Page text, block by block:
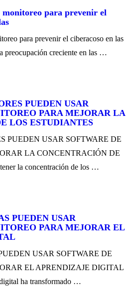
monitoreo para prevenir el
para prevenir el ciberacoso en las
preocupación creciente en las …
PUEDEN USAR
PARA MEJORAR LA
LOS ESTUDIANTES
PUEDEN USAR SOFTWARE DE
LA CONCENTRACIÓN DE
la concentración de los …
PUEDEN USAR
PARA MEJORAR EL
USAR SOFTWARE DE
EL APRENDIZAJE DIGITAL
ha transformado …